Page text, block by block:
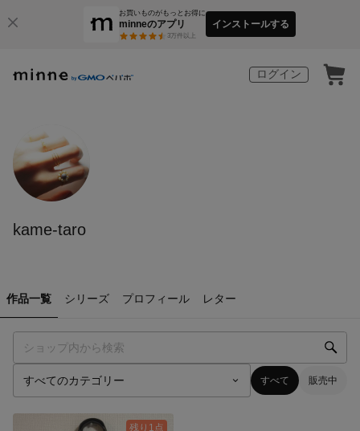
お買いものがもっとお得に
minneのアプリ
3万件以上
インストールする
ログイン
kame-taro
作品一覧 シリーズ プロフィール レター
すべて 販売中
残り1点